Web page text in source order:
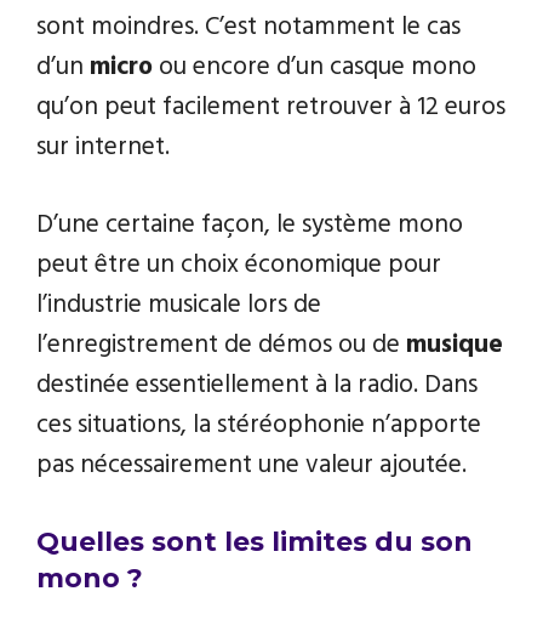
sont moindres. C’est notamment le cas
d’un microou encore d’un casque mono
qu’on peut facilement retrouver à 12 euros
sur internet.
D’une certaine façon, le système mono
peut être un choix économique pour
l’industrie musicale lors de
l’enregistrement de démos ou de musique
destinée essentiellement à la radio. Dans
ces situations, la stéréophonie n’apporte
pas nécessairement une valeur ajoutée.
Quelles sont les limites du son
mono ?